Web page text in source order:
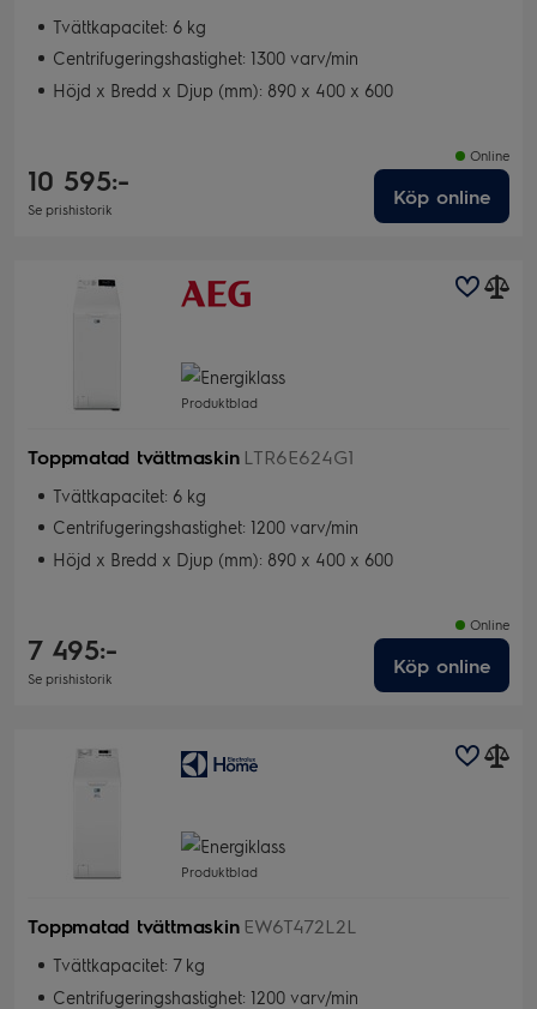
Tvättkapacitet: 6 kg
Centrifugeringshastighet: 1300 varv/min
Höjd x Bredd x Djup (mm): 890 x 400 x 600
10 595:-
Se prishistorik
Online
Köp online
Produktblad
Toppmatad tvättmaskin LTR6E624G1
Tvättkapacitet: 6 kg
Centrifugeringshastighet: 1200 varv/min
Höjd x Bredd x Djup (mm): 890 x 400 x 600
7 495:-
Se prishistorik
Online
Köp online
Produktblad
Toppmatad tvättmaskin EW6T472L2L
Tvättkapacitet: 7 kg
Centrifugeringshastighet: 1200 varv/min